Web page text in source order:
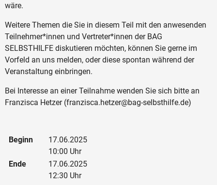
wäre.
Weitere Themen die Sie in diesem Teil mit den anwesenden
Teilnehmer*innen und Vertreter*innen der BAG
SELBSTHILFE diskutieren möchten, können Sie gerne im
Vorfeld an uns melden, oder diese spontan während der
Veranstaltung einbringen.
Bei Interesse an einer Teilnahme wenden Sie sich bitte an
Franzisca Hetzer (franzisca.hetzer@bag-selbsthilfe.de)
Beginn
17.06.2025
10:00 Uhr
Ende
17.06.2025
12:30 Uhr